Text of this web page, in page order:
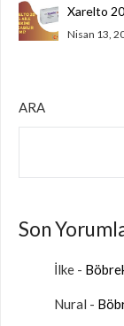
Xarelto
Nisan 13,
ARA
Son
İlke -
Nural -